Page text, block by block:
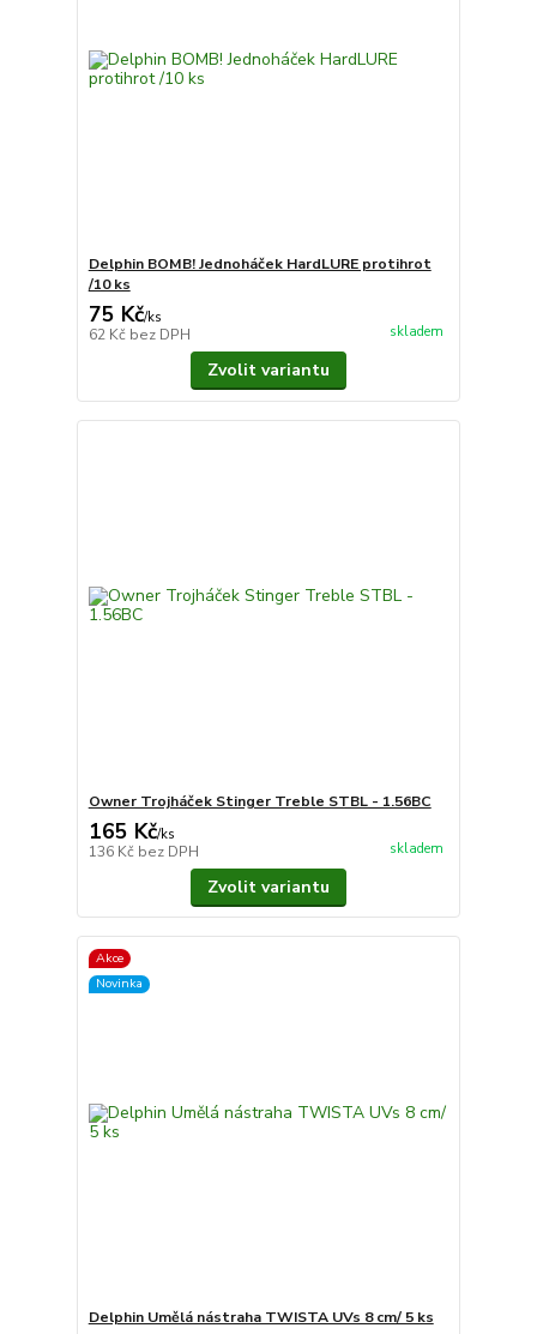
Delphin BOMB! Jednoháček HardLURE protihrot
/10 ks
75 Kč/ks
62 Kč bez DPH skladem
Zvolit variantu
Owner Trojháček Stinger Treble STBL - 1.56BC
165 Kč/ks
136 Kč bez DPH skladem
Zvolit variantu
Akce
Novinka
Delphin Umělá nástraha TWISTA UVs 8 cm/ 5 ks